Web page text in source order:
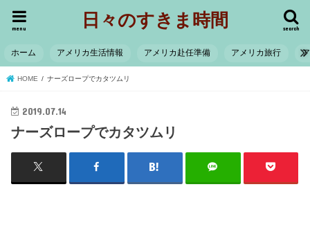
日々のすきま時間 search
menu
ホーム アメリカ生活情報 アメリカ赴任準備 アメリカ旅行
HOME ナーズロープでカタツムリ
2019.07.14
ナーズロープでカタツムリ